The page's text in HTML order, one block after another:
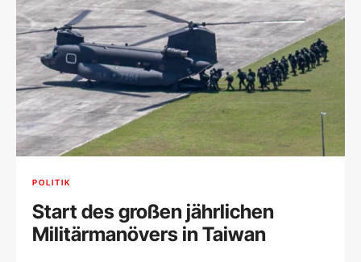
POLITIK
Start des großen jährlichen
Militärmanövers in Taiwan